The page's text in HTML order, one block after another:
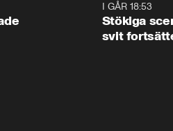
I GÅR 18:53
Stökiga
svit